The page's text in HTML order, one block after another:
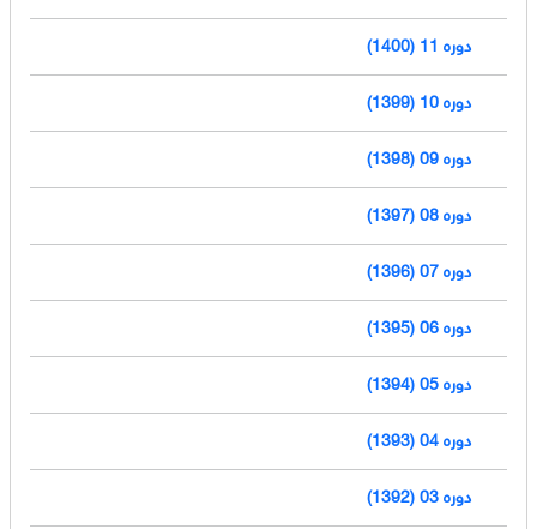
دوره 11 (1400)
دوره 10 (1399)
دوره 09 (1398)
دوره 08 (1397)
دوره 07 (1396)
دوره 06 (1395)
دوره 05 (1394)
دوره 04 (1393)
دوره 03 (1392)